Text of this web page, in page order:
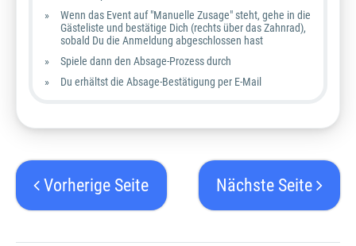
Wenn das Event auf "Manuelle Zusage" steht, gehe in die
Gästeliste und bestätige Dich (rechts über das Zahnrad),
sobald Du die Anmeldung abgeschlossen hast
Spiele dann den Absage-Prozess durch
Du erhältst die Absage-Bestätigung per E-Mail
Vorherige Seite Nächste Seite